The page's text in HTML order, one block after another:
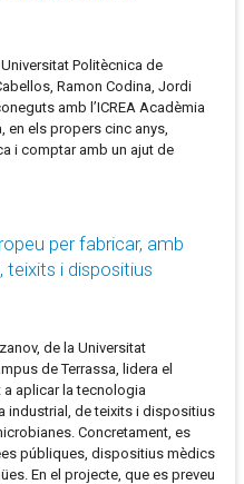
Politècnica de
Ramon Codina, Jordi
amb l’ICREA Acadèmia
en els propers cinc anys,
i comptar amb un ajut de
per fabricar, amb
teixits i dispositius
de la Universitat
de Terrassa, lidera el
a aplicar la tecnologia
industrial, de teixits i dispositius
Concretament, es
públiques, dispositius mèdics
En el projecte, que es preveu